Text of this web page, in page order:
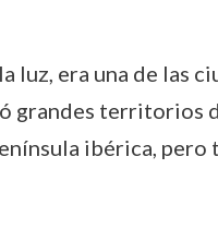
era una de las
grandes territorios
ibérica, pero